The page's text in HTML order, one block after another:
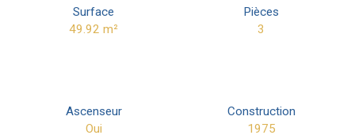
Surface
49.92m²
Pièces
3
Ascenseur
Oui
Construction
1975